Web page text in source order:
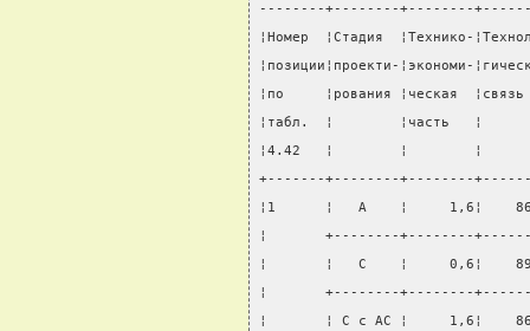
--------+--------+--------
¦Номер  ¦Стадия  ¦Технико-
¦позиции¦проекти-¦экономи-
¦по     ¦рования ¦ческая
¦табл.  ¦        ¦часть   ¦
¦4.42   ¦        ¦        ¦
+-------+--------+--------
¦1      ¦   А    ¦     1,6¦
¦       +--------+--------
¦       ¦   С    ¦     0,6¦
¦       +--------+--------
¦       ¦ С с АС ¦     1,6¦